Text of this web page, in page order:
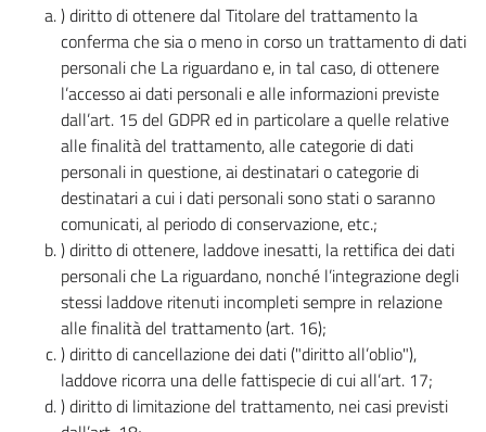
) diritto di ottenere dal Titolare del trattamento la
conferma che sia o meno in corso un trattamento di dati
personali che La riguardano e, in tal caso, di ottenere
l’accesso ai dati personali e alle informazioni previste
dall’art. 15 del GDPR ed in particolare a quelle relative
alle finalità del trattamento, alle categorie di dati
personali in questione, ai destinatari o categorie di
destinatari a cui i dati personali sono stati o saranno
comunicati, al periodo di conservazione, etc.;
) diritto di ottenere, laddove inesatti, la rettifica dei dati
personali che La riguardano, nonché l’integrazione degli
stessi laddove ritenuti incompleti sempre in relazione
alle finalità del trattamento (art. 16);
) diritto di cancellazione dei dati ("diritto all’oblio"),
laddove ricorra una delle fattispecie di cui all’art. 17;
) diritto di limitazione del trattamento, nei casi previsti